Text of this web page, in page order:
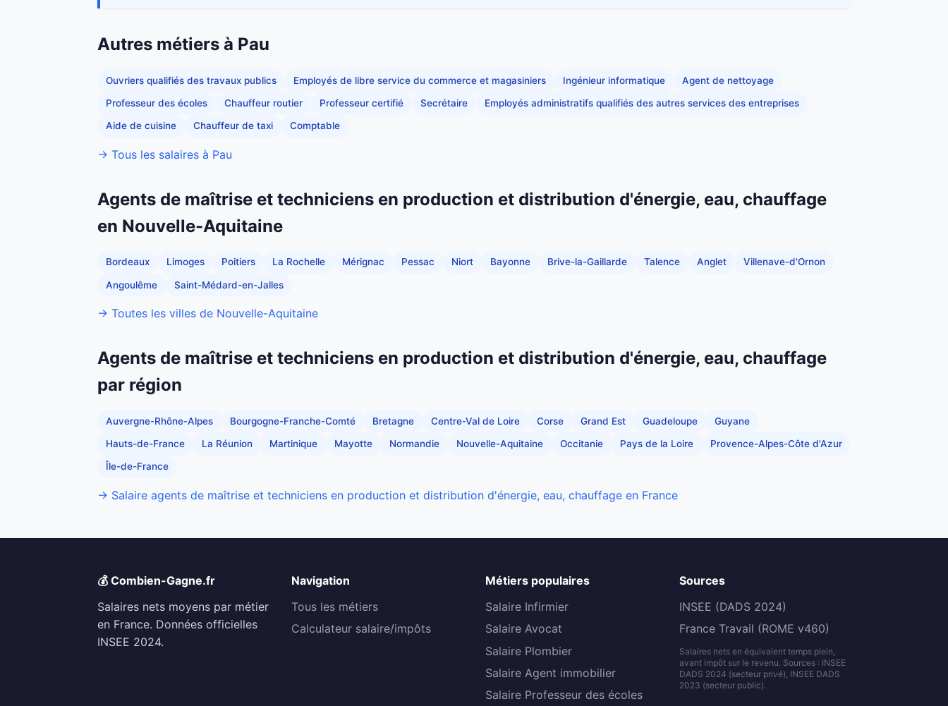
Autres métiers à Pau
Ouvriers qualifiés des travaux publics Employés de libre service du commerce et magasiniers Ingénieur informatique Agent de nettoyage
Professeur des écoles Chauffeur routier Professeur certifié Secrétaire Employés administratifs qualifiés des autres services des entreprises
Aide de cuisine Chauffeur de taxi Comptable
→ Tous les salaires à Pau
Agents de maîtrise et techniciens en production et distribution d'énergie, eau, chauffage
en Nouvelle-Aquitaine
Bordeaux Limoges Poitiers La Rochelle Mérignac Pessac Niort Bayonne Brive-la-Gaillarde Talence Anglet Villenave-d'Ornon
Angoulême Saint-Médard-en-Jalles
→ Toutes les villes de Nouvelle-Aquitaine
Agents de maîtrise et techniciens en production et distribution d'énergie, eau, chauffage
par région
Auvergne-Rhône-Alpes Bourgogne-Franche-Comté Bretagne Centre-Val de Loire Corse Grand Est Guadeloupe Guyane
Hauts-de-France La Réunion Martinique Mayotte Normandie Nouvelle-Aquitaine Occitanie Pays de la Loire Provence-Alpes-Côte d'Azur
Île-de-France
→ Salaire agents de maîtrise et techniciens en production et distribution d'énergie, eau, chauffage en France
💰 Combien-Gagne.fr
Salaires nets moyens par métier
en France. Données officielles
INSEE 2024.
Navigation
Tous les métiers
Calculateur salaire/impôts
Métiers populaires
Salaire Infirmier
Salaire Avocat
Salaire Plombier
Salaire Agent immobilier
Salaire Professeur des écoles
Sources
INSEE (DADS 2024)
France Travail (ROME v460)
Salaires nets en équivalent temps plein,
avant impôt sur le revenu. Sources : INSEE
DADS 2024 (secteur privé), INSEE DADS
2023 (secteur public).